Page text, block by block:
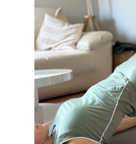
Puente de
glúteos
Trabaja glúteos e
isquiotibiales